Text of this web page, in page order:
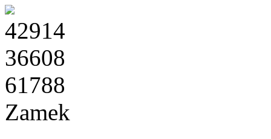
42914
36608
61788
Zamek